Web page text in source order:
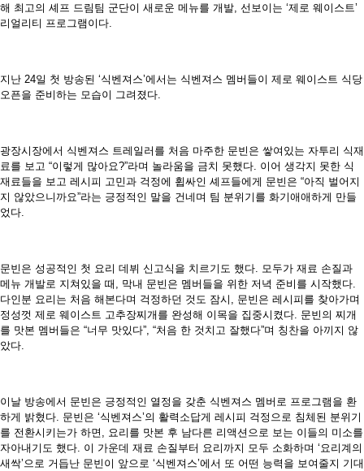
해 최고의 셰프 드림팀 군단이 새로운 메뉴를 개발, 선보이는 ‘제로 웨이스트’
리얼리티 프로그램이다.
지난 24일 첫 방송된 ‘식벤져스’에서는 식벤져스 멤버들이 제로 웨이스트 식당
오픈을 준비하는 모습이 그려졌다.
광장시장에서 식벤져스 트레일러를 처음 마주한 문빈은 쌓여있는 자투리 식재
료를 보고 “이렇게 많아요?”라며 놀라움을 금치 못했다. 이어 생각지 못한 식
재료들을 보고 레시피 고민과 걱정에 휩싸인 셰프들에게 문빈은 “아직 벌어지
지 않았으니까요”라는 긍정적인 말을 건네며 팀 분위기를 화기애애하게 만들
었다.
문빈은 성공적인 첫 요리 데뷔 신고식을 치르기도 했다. 모두가 재료 손질과
메뉴 개발로 지쳐있을 때, 막내 문빈은 멤버들을 위한 저녁 준비를 시작했다.
다인분 요리는 처음 해본다며 걱정하던 것도 잠시, 문빈은 레시피를 찾아가며
정성껏 제로 웨이스트 고추장찌개를 완성해 이목을 집중시켰다. 문빈의 찌개
를 맛본 멤버들은 “너무 맛있다”, “처음 한 것치고 잘했다”며 칭찬을 아끼지 않
았다.
이날 방송에서 문빈은 긍정적인 열정을 갖춘 식벤져스 멤버로 프로그램을 환
하게 밝혔다. 문빈은 ‘식벤져스’의 활력소답게 레시피 걱정으로 침체된 분위기
를 전환시키는가 하면, 요리를 맛본 후 남다른 리액션으로 보는 이들의 미소를
자아내기도 했다. 이 가운데 재료 손질부터 요리까지 모두 소화하며 ‘요리계의
새싹’으로 거듭난 문빈이 앞으로 ‘식벤져스’에서 또 어떤 능력을 보여줄지 기대